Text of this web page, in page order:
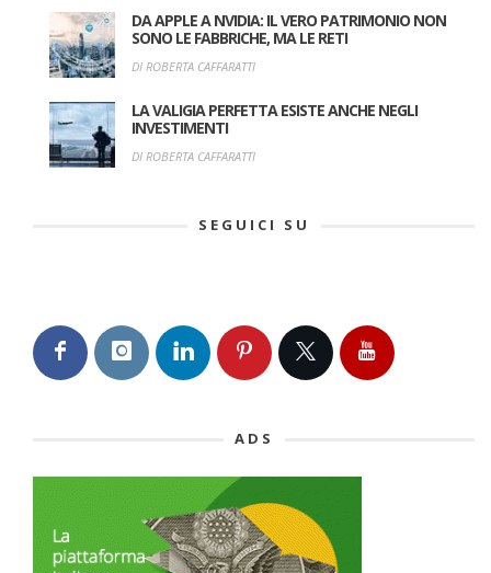
DA APPLE A NVIDIA: IL VERO PATRIMONIO NON
SONO LE FABBRICHE, MA LE RETI
DI ROBERTA CAFFARATTI
LA VALIGIA PERFETTA ESISTE ANCHE NEGLI
INVESTIMENTI
DI ROBERTA CAFFARATTI
SEGUICI SU
ADS